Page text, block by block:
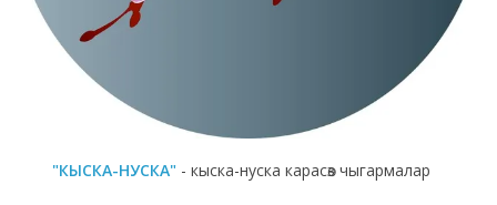
"КЫСКА-НУСКА" - кыска-нуска карасөз чыгармалар